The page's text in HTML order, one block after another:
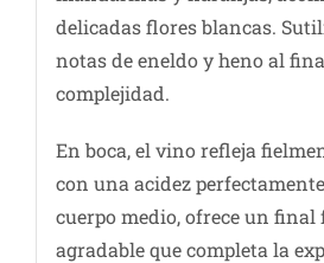
delicadas flores blancas.
notas de eneldo y heno al
complejidad.
En boca, el vino refleja
con una acidez
cuerpo medio, ofrece un final
agradable que completa la